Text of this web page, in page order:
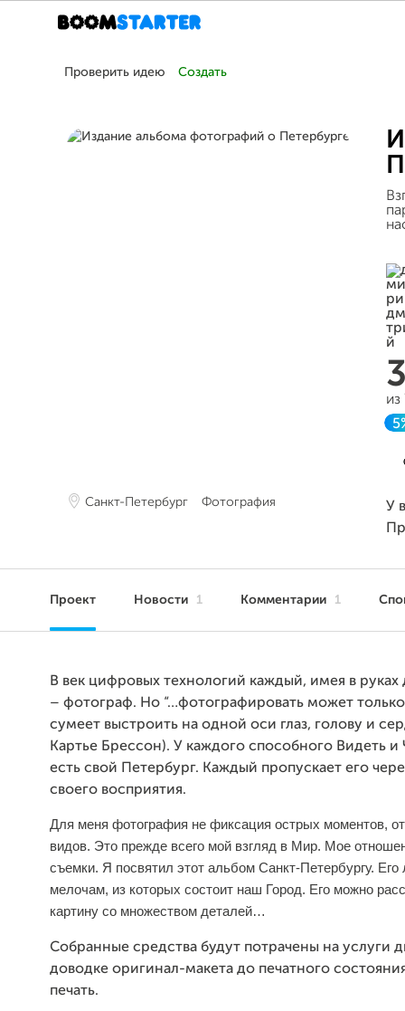
Проверить идею Создать
Санкт-Петербург Фотография
У
Проект Новости 1 Комментарии 1
В век цифровых технологий каждый, имея в
– фотограф. Но “…фотографировать может только
сумеет выстроить на одной оси глаз, голову и
Картье Брессон). У каждого способного Видеть и
есть свой Петербург. Каждый пропускает его
своего восприятия.
Для меня фотография не фиксация острых моментов,
видов. Это прежде всего мой взгляд в Мир. Мое
съемки. Я посвятил этот альбом Санкт-Петербургу. Его
мелочам, из которых состоит наш Город. Его можно
картину со множеством деталей…
Собранные средства будут потрачены на услуги
доводке оригинал-макета до печатного
печать.